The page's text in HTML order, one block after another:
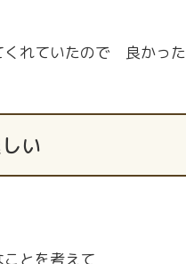
れていたので 良かった
い
とを考えて